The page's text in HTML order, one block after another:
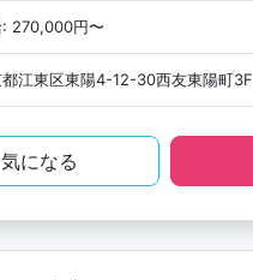
: 270,000円〜
江東区東陽4-12-30西友東陽町3F
気になる